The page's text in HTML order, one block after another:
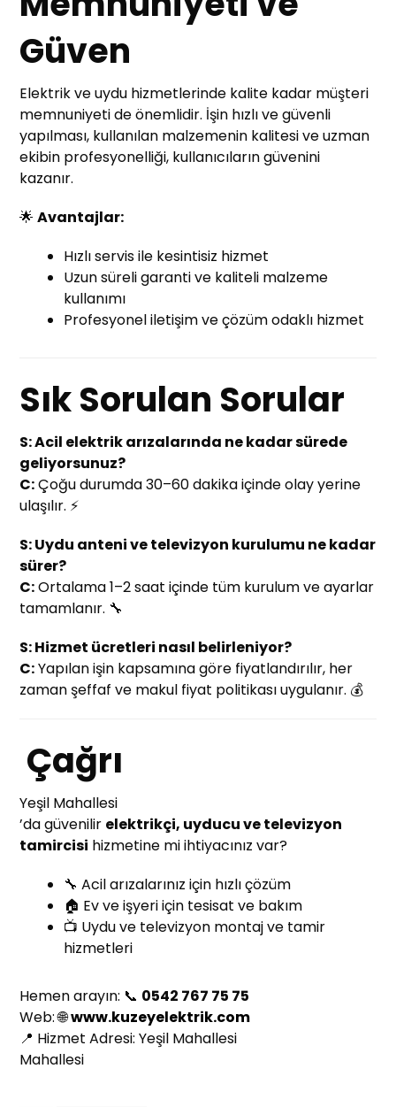
Güven
Elektrik ve uydu hizmetlerinde kalite kadar müşteri
memnuniyeti de önemlidir. İşin hızlı ve güvenli
yapılması, kullanılan malzemenin kalitesi ve uzman
ekibin profesyonelliği, kullanıcıların güvenini
kazanır.
🌟Avantajlar:
Hızlı servis ile kesintisiz hizmet
Uzun süreli garanti ve kaliteli malzeme
kullanımı
Profesyonel iletişim ve çözüm odaklı hizmet
Sık Sorulan Sorular
S: Acil elektrik arızalarında ne kadar sürede
geliyorsunuz?
C:Çoğu durumda 30–60 dakika içinde olay yerine
ulaşılır. ⚡
S: Uydu anteni ve televizyon kurulumu ne kadar
sürer?
C:Ortalama 1–2 saat içinde tüm kurulum ve ayarlar
tamamlanır. 🔧
S: Hizmet ücretleri nasıl belirleniyor?
C:Yapılan işin kapsamına göre fiyatlandırılır, her
zaman şeffaf ve makul fiyat politikası uygulanır. 💰
Çağrı
Yeşil Mahallesi
’da güvenilir elektrikçi, uyducu ve televizyon
tamircisi hizmetine mi ihtiyacınız var?
🔧 Acil arızalarınız için hızlı çözüm
🏠 Ev ve işyeri için tesisat ve bakım
📺 Uydu ve televizyon montaj ve tamir
hizmetleri
Hemen arayın: 📞 0542 767 75 75
Web: 🌐www.kuzeyelektrik.com
📍 Hizmet Adresi: Yeşil Mahallesi
Mahallesi